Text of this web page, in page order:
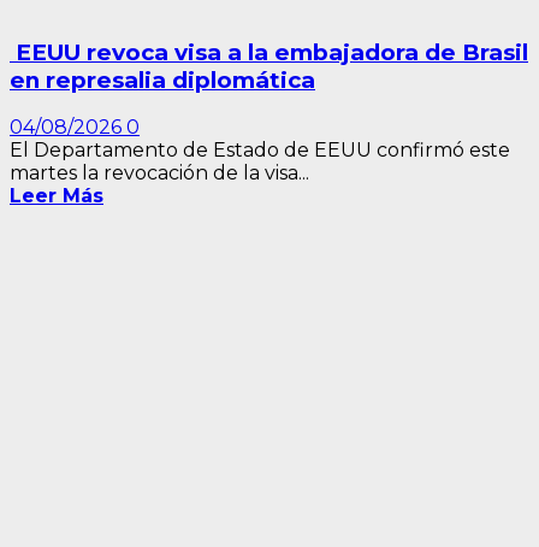
EEUU revoca visa a la embajadora de Brasil
en represalia diplomática
04/08/2026 0
El Departamento de Estado de EEUU confirmó este
martes la revocación de la visa...
Leer Más